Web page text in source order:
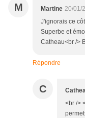
M Martine 20/01/
J'ignorais ce
Superbe et
Catheau<br />
Répondre
C
<br />